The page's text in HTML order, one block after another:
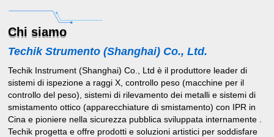
Chi siamo
Techik Strumento (Shanghai) Co., Ltd.
Techik Instrument (Shanghai) Co., Ltd è il produttore leader di
sistemi di ispezione a raggi X, controllo peso (macchine per il
controllo del peso), sistemi di rilevamento dei metalli e sistemi di
smistamento ottico (apparecchiature di smistamento) con IPR in
Cina e pioniere nella sicurezza pubblica sviluppata internamente .
Techik progetta e offre prodotti e soluzioni artistici per soddisfare